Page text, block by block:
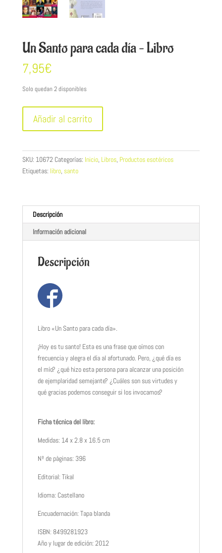
Un Santo para cada día – Libro
7,95€
Solo quedan 2 disponibles
Santo
día
-
Añadir al carrito
SKU: 10672 Categorías: Inicio, Libros, Productos esotéricos
Etiquetas: libro, santo
Descripción
Información adicional
Descripción
Libro «Un Santo para cada día».
¡Hoy es tu santo! Esta es una frase que oímos con
frecuencia y alegra el día al afortunado. Pero, ¿qué día es
el mío? ¿qué hizo esta persona para alcanzar una posición
de ejemplaridad semejante? ¿Cuáles son sus virtudes y
qué gracias podemos conseguir si los invocamos?
Ficha técnica del libro:
Medidas: 14 x 2.8 x 16.5 cm
Nº de pàginas: 396
Editorial: Tikal
Idioma: Castellano
Encuadernación: Tapa blanda
ISBN: 8499281923
Año y lugar de edición: 2012